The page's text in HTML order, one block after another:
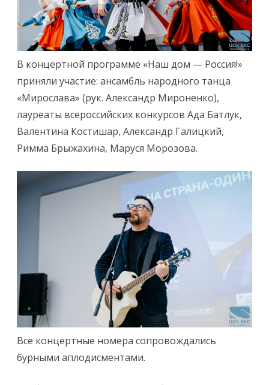
В концертной программе «Наш дом — Россия!»
приняли участие: ансамбль народного танца
«Мирослава» (рук. Александр Мироненко),
лауреаты всероссийских конкурсов Ада Батлук,
Валентина Костишар, Александр Галицкий,
Римма Брыжахина, Маруся Морозова.
Все концертные номера сопровождались
бурными аплодисментами.